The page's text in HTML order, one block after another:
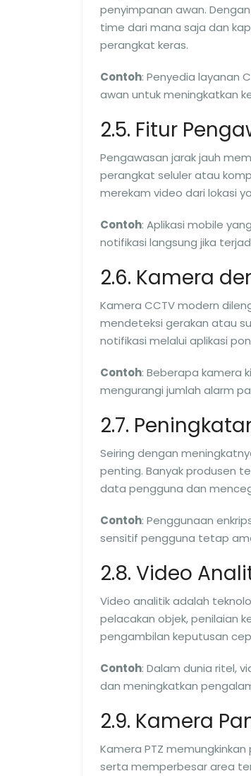
penyimpanan awan.
time dari mana saja dan
perangkat keras.
Contoh: Penyedia layanan
awan untuk meningkatkan
2.5. Fitur
Pengawasan jarak jauh
perangkat seluler atau
merekam video dari lokasi
Contoh: Aplikasi mobile
notifikasi langsung jika
2.6. Kamera
Kamera CCTV modern
mendeteksi gerakan atau
notifikasi melalui aplikasi
Contoh: Beberapa kamera
mengurangi jumlah alarm
2.7.
Seiring dengan
penting. Banyak produsen
data pengguna dan
Contoh: Penggunaan
sensitif pengguna tetap
2.8. Video
Video analitik adalah
pelacakan objek, penilaian
pengambilan keputusan
Contoh: Dalam dunia ritel,
dan meningkatkan
2.9. Kamera
Kamera PTZ
serta memperbesar area